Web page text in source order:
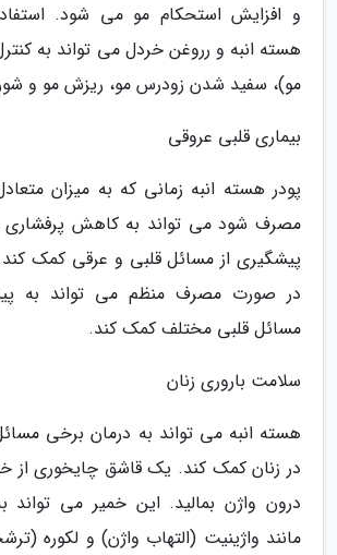
و افزایش استحکام مو می شود.
هسته انبه و رروغن خردل می تواند به
مو)، سفید شدن زودرس مو، ریزش مو و
بیماری قلبی عروقی
پودر هسته انبه زمانی که به میزان
مصرف شود می تواند به کاهش
پیشگیری از مسائل قلبی و عرقی کمک
در صورت مصرف منظم می تواند به
مسائل قلبی مختلف کمک کند.
سلامت باروری زنان
هسته انبه می تواند به درمان برخی
در زنان کمک کند. یک قاشق چایخوری از
درون واژن بمالید. این خمیر می تواند
مانند واژینیت (التهاب واژن) و لکوره